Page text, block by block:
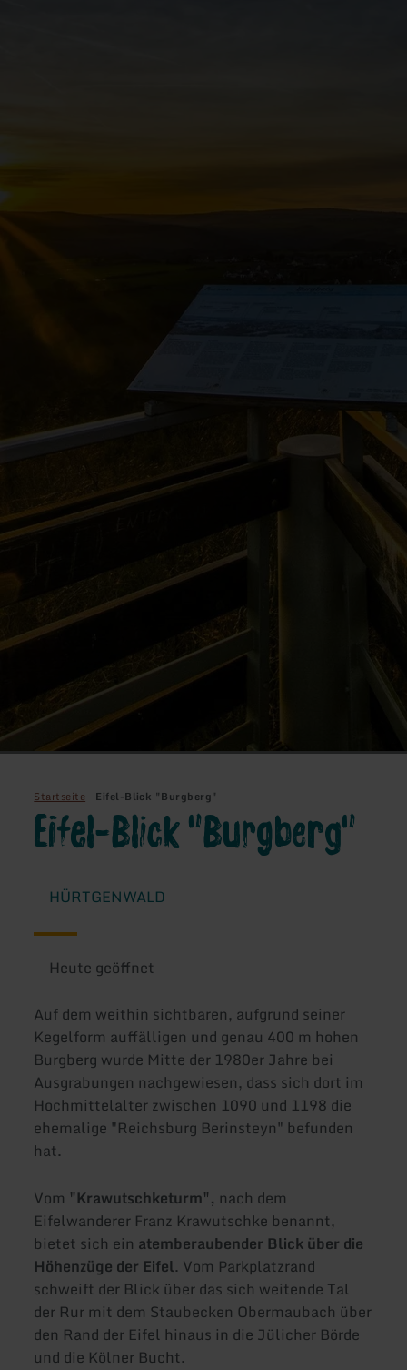
Startseite Eifel-Blick "Burgberg"
Eifel-Blick "Burgberg"
HÜRTGENWALD
Heute geöffnet
Auf dem weithin sichtbaren, aufgrund seiner
Kegelform auffälligen und genau 400 m hohen
Burgberg wurde Mitte der 1980er Jahre bei
Ausgrabungen nachgewiesen, dass sich dort im
Hochmittelalter zwischen 1090 und 1198 die
ehemalige "Reichsburg Berinsteyn" befunden
hat.
Vom "Krawutschketurm", nach dem
Eifelwanderer Franz Krawutschke benannt,
bietet sich ein atemberaubender Blick über die
Höhenzüge der Eifel. Vom Parkplatzrand
schweift der Blick über das sich weitende Tal
der Rur mit dem Staubecken Obermaubach über
den Rand der Eifel hinaus in die Jülicher Börde
und die Kölner Bucht.